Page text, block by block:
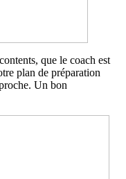
que le coach est
plan de préparation
Un bon